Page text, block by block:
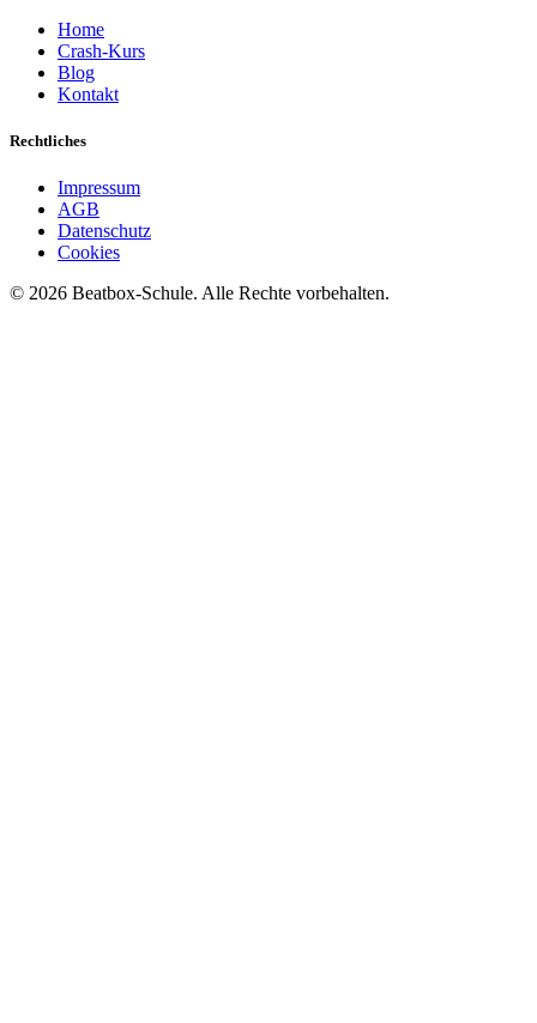
Home
Crash-Kurs
Blog
Kontakt
Rechtliches
Impressum
AGB
Datenschutz
Cookies
© 2026 Beatbox-Schule. Alle Rechte vorbehalten.